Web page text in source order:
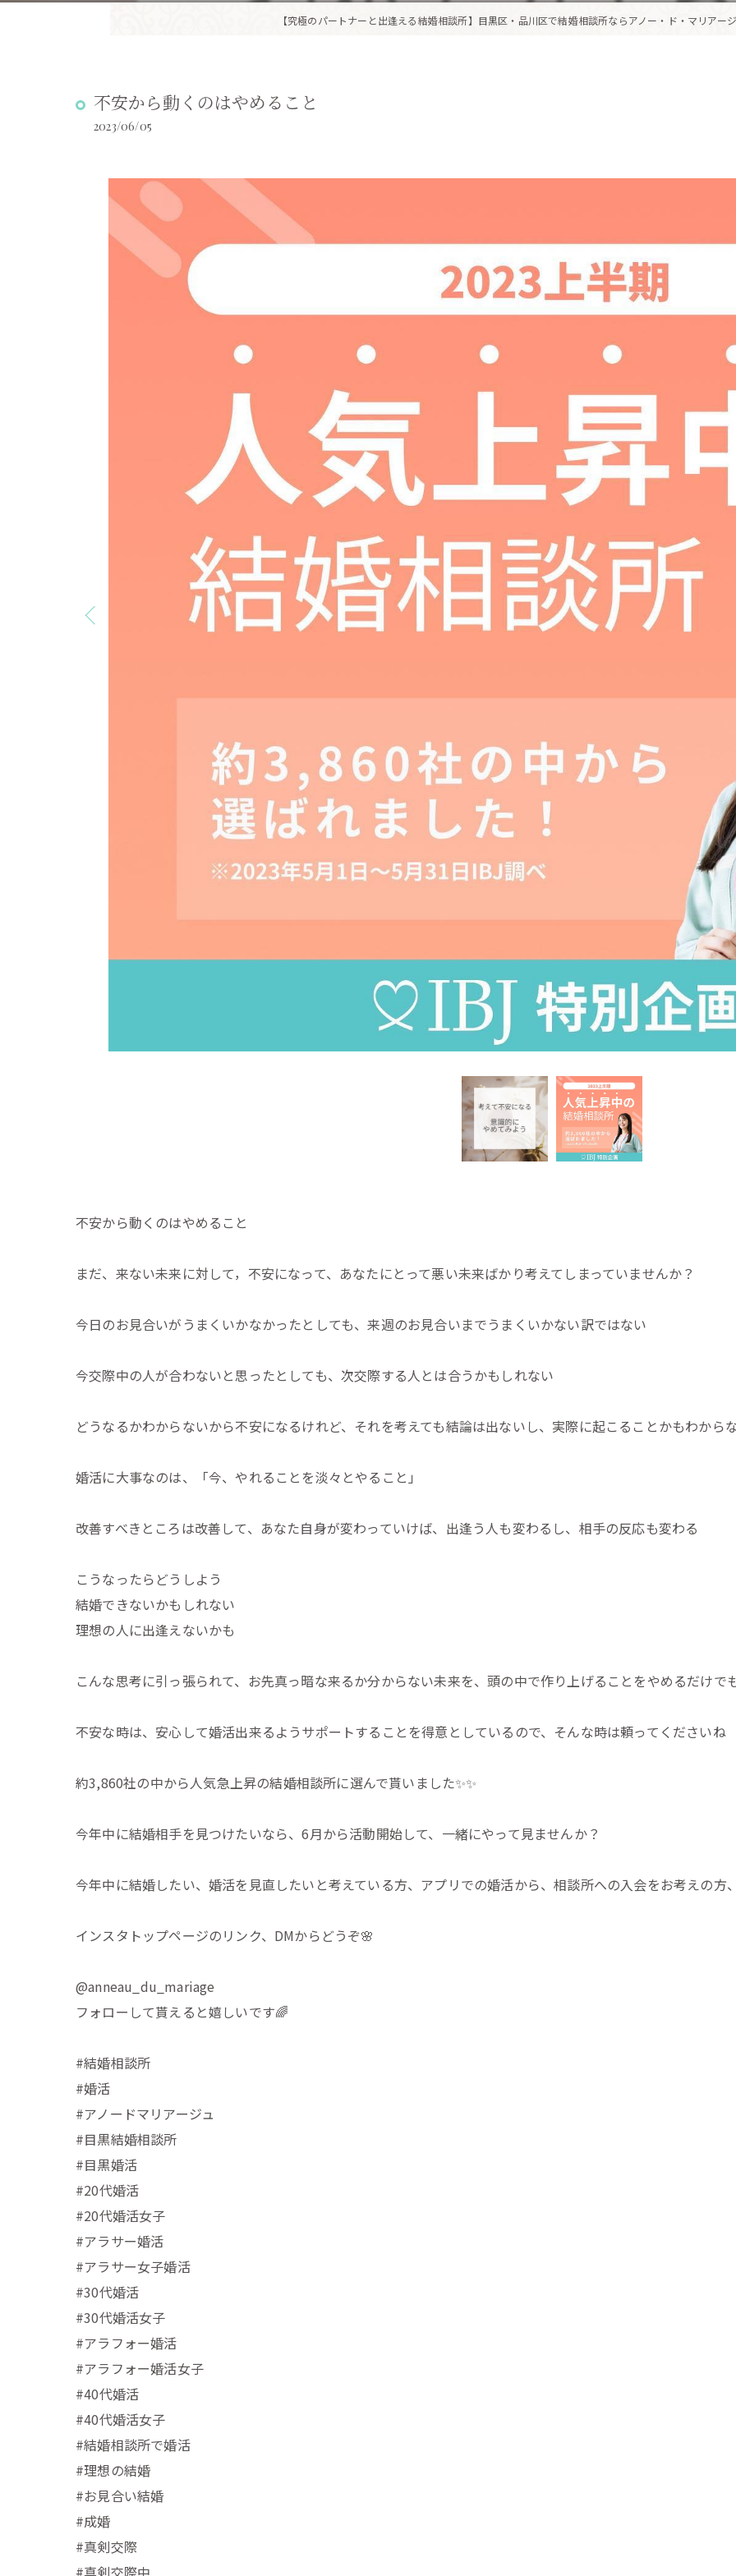
【究極のパートナーと出逢える結婚相談所】目黒区・品川区で結婚相談所ならアノー・ド・マリアー
不安から動くのはやめること
2023/06/05
不安から動くのはやめること
まだ、来ない未来に対して，不安になって、あなたにとって悪い未来ばかり考えてしまっていませんか？
今日のお見合いがうまくいかなかったとしても、来週のお見合いまでうまくいかない訳ではない
今交際中の人が合わないと思ったとしても、次交際する人とは合うかもしれない
どうなるかわからないから不安になるけれど、それを考えても結論は出ないし、実際に起こることかもわから
婚活に大事なのは、「今、やれることを淡々とやること」
改善すべきところは改善して、あなた自身が変わっていけば、出逢う人も変わるし、相手の反応も変わる
こうなったらどうしよう
結婚できないかもしれない
理想の人に出逢えないかも
こんな思考に引っ張られて、お先真っ暗な来るか分からない未来を、頭の中で作り上げることをやめるだけ
不安な時は、安心して婚活出来るようサポートすることを得意としているので、そんな時は頼ってくださいね
約3,860社の中から人気急上昇の結婚相談所に選んで貰いました✨✨
今年中に結婚相手を見つけたいなら、6月から活動開始して、一緒にやって見ませんか？
今年中に結婚したい、婚活を見直したいと考えている方、アプリでの婚活から、相談所への入会をお考えの方
インスタトップページのリンク、DMからどうぞ🌸
@anneau_du_mariage
フォローして貰えると嬉しいです🌈
#結婚相談所
#婚活
#アノードマリアージュ
#目黒結婚相談所
#目黒婚活
#20代婚活
#20代婚活女子
#アラサー婚活
#アラサー女子婚活
#30代婚活
#30代婚活女子
#アラフォー婚活
#アラフォー婚活女子
#40代婚活
#40代婚活女子
#結婚相談所で婚活
#理想の結婚
#お見合い結婚
#成婚
#真剣交際